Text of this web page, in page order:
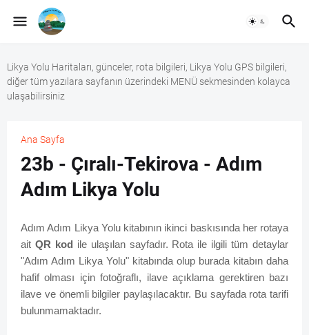
Likya Yolu Haritaları, günceler, rota bilgileri, Likya Yolu GPS bilgileri,
diğer tüm yazılara sayfanın üzerindeki MENÜ sekmesinden kolayca
ulaşabilirsiniz
Ana Sayfa
23b - Çıralı-Tekirova - Adım
Adım Likya Yolu
Adım Adım Likya Yolu kitabının ikinci baskısında her rotaya
ait QR kod ile ulaşılan sayfadır. Rota ile ilgili tüm detaylar
"Adım Adım Likya Yolu" kitabında olup burada kitabın daha
hafif olması için fotoğraflı, ilave açıklama gerektiren bazı
ilave ve önemli bilgiler paylaşılacaktır. Bu sayfada rota tarifi
bulunmamaktadır.